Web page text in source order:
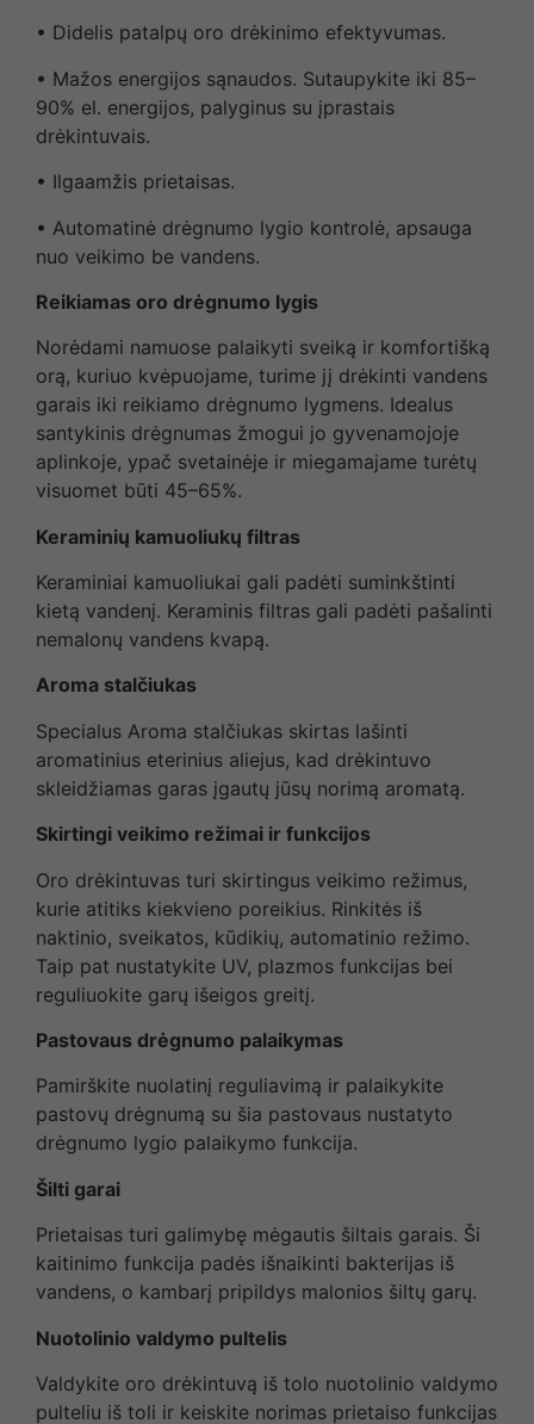
• Didelis patalpų oro drėkinimo efektyvumas.
• Mažos energijos sąnaudos. Sutaupykite iki 85–
90% el. energijos, palyginus su įprastais
drėkintuvais.
• Ilgaamžis prietaisas.
• Automatinė drėgnumo lygio kontrolė, apsauga
nuo veikimo be vandens.
Reikiamas oro drėgnumo lygis
Norėdami namuose palaikyti sveiką ir komfortišką
orą, kuriuo kvėpuojame, turime jį drėkinti vandens
garais iki reikiamo drėgnumo lygmens. Idealus
santykinis drėgnumas žmogui jo gyvenamojoje
aplinkoje, ypač svetainėje ir miegamajame turėtų
visuomet būti 45–65%.
Keraminių kamuoliukų filtras
Keraminiai kamuoliukai gali padėti suminkštinti
kietą vandenį. Keraminis filtras gali padėti pašalinti
nemalonų vandens kvapą.
Aroma stalčiukas
Specialus Aroma stalčiukas skirtas lašinti
aromatinius eterinius aliejus, kad drėkintuvo
skleidžiamas garas įgautų jūsų norimą aromatą.
Skirtingi veikimo režimai ir funkcijos
Oro drėkintuvas turi skirtingus veikimo režimus,
kurie atitiks kiekvieno poreikius. Rinkitės iš
naktinio, sveikatos, kūdikių, automatinio režimo.
Taip pat nustatykite UV, plazmos funkcijas bei
reguliuokite garų išeigos greitį.
Pastovaus drėgnumo palaikymas
Pamirškite nuolatinį reguliavimą ir palaikykite
pastovų drėgnumą su šia pastovaus nustatyto
drėgnumo lygio palaikymo funkcija.
Šilti garai
Prietaisas turi galimybę mėgautis šiltais garais. Ši
kaitinimo funkcija padės išnaikinti bakterijas iš
vandens, o kambarį pripildys malonios šiltų garų.
Nuotolinio valdymo pultelis
Valdykite oro drėkintuvą iš tolo nuotolinio valdymo
pulteliu iš toli ir keiskite norimas prietaiso funkcijas